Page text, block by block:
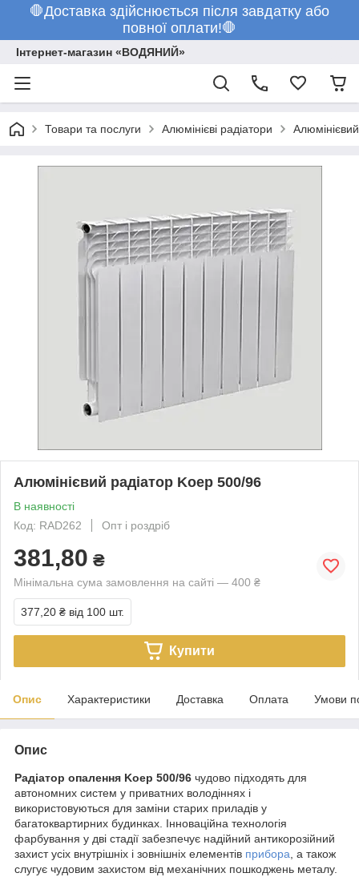
🛑Доставка здійснюється після завдатку або
повної оплати!🛑
Інтернет-магазин «ВОДЯНИЙ»
Товари та послуги Алюмінієві радіатори
Алюмінієвий радіатор Koep 500/96
В наявності
Код: RAD262
Опт і роздріб
381,80 ₴
Мінімальна сума замовлення на сайті — 400 ₴
377,20 ₴ від 100 шт.
Купити
Опис Характеристики Доставка Оплата Умови
Опис
Радіатор опалення Koep 500/96 чудово підходять для
автономних систем у приватних володіннях і
використовуються для заміни старих приладів у
багатоквартирних будинках. Інноваційна технологія
фарбування у дві стадії забезпечує надійний антикорозійний
захист усіх внутрішніх і зовнішніх елементів прибора , а також
слугує чудовим захистом від механічних пошкоджень металу.